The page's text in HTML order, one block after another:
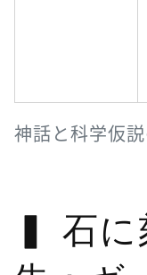
神話と科学仮
石に